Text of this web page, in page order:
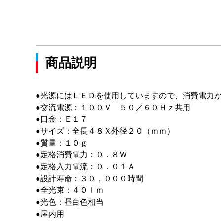
商品説明
●光源にはＬＥＤを使用していますので、消費電力
●交流電源：１００Ｖ ５０／６０Ｈｚ共用
●口金：Ｅ１７
●サイズ：全長４８Ｘ外径２０（ｍｍ）
●質量：１０ｇ
●定格消費電力：０．８Ｗ
●定格入力電流：０．０１Ａ
●設計寿命：３０，０００時間
●全光束：４０ｌｍ
●光色：昼白色相当
●屋内用